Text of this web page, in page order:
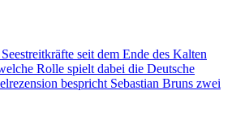
seit dem Ende des Kalten
Rolle spielt dabei die Deutsche
bespricht Sebastian Bruns zwei